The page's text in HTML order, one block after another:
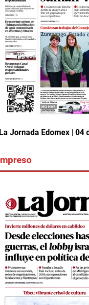
La Jornada Edomex | 04
Impreso